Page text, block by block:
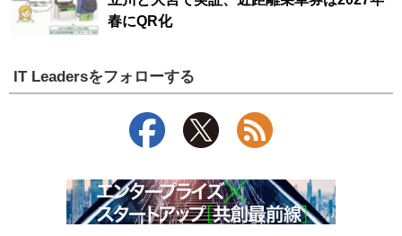
春にQR化
IT Leadersをフォローする